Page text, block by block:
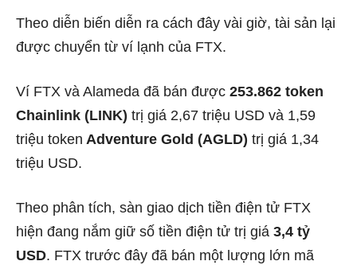
Theo diễn biến diễn ra cách đây vài giờ, tài sản lại
được chuyển từ ví lạnh của FTX.
Ví FTX và Alameda đã bán được 253.862 token
Chainlink (LINK) trị giá 2,67 triệu USD và 1,59
triệu token Adventure Gold (AGLD) trị giá 1,34
triệu USD.
Theo phân tích, sàn giao dịch tiền điện tử FTX
hiện đang nắm giữ số tiền điện tử trị giá 3,4 tỷ
USD. FTX trước đây đã bán một lượng lớn mã